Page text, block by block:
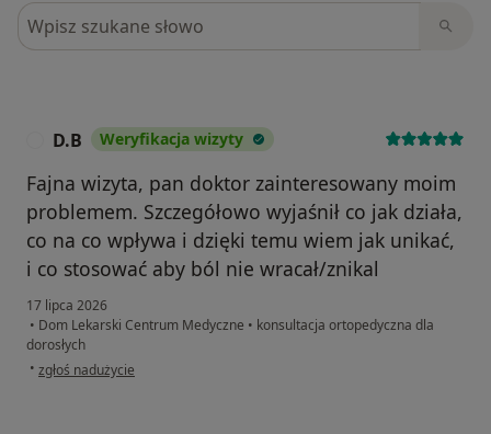
Szukaj w opiniach
D.B Weryfikacja wizyty
Fajna wizyta, pan doktor zainteresowany moim
problemem. Szczegółowo wyjaśnił co jak działa,
co na co wpływa i dzięki temu wiem jak unikać,
i co stosować aby ból nie wracał/znikal
17 lipca 2026
• Dom Lekarski Centrum Medyczne • konsultacja ortopedyczna dla
dorosłych
• w opinii użytkownika D.B
zgłoś nadużycie